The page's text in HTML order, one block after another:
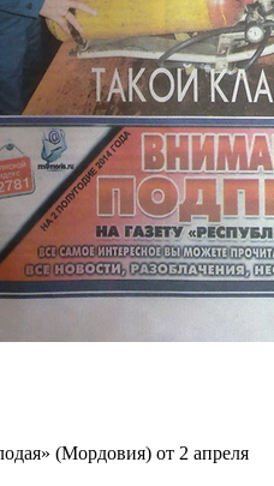
(Мордовия) от 2 апреля